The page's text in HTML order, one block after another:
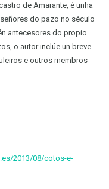
de Amarante, é unha
do pazo no século
antecesores do propio
o autor inclúe un breve
e outros membros
2013/08/cotos-e-